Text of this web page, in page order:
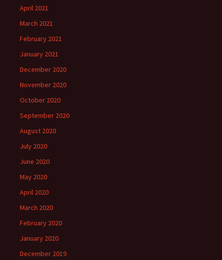
April 2021
March 2021
February 2021
January 2021
December 2020
November 2020
October 2020
September 2020
August 2020
July 2020
June 2020
May 2020
April 2020
March 2020
February 2020
January 2020
December 2019